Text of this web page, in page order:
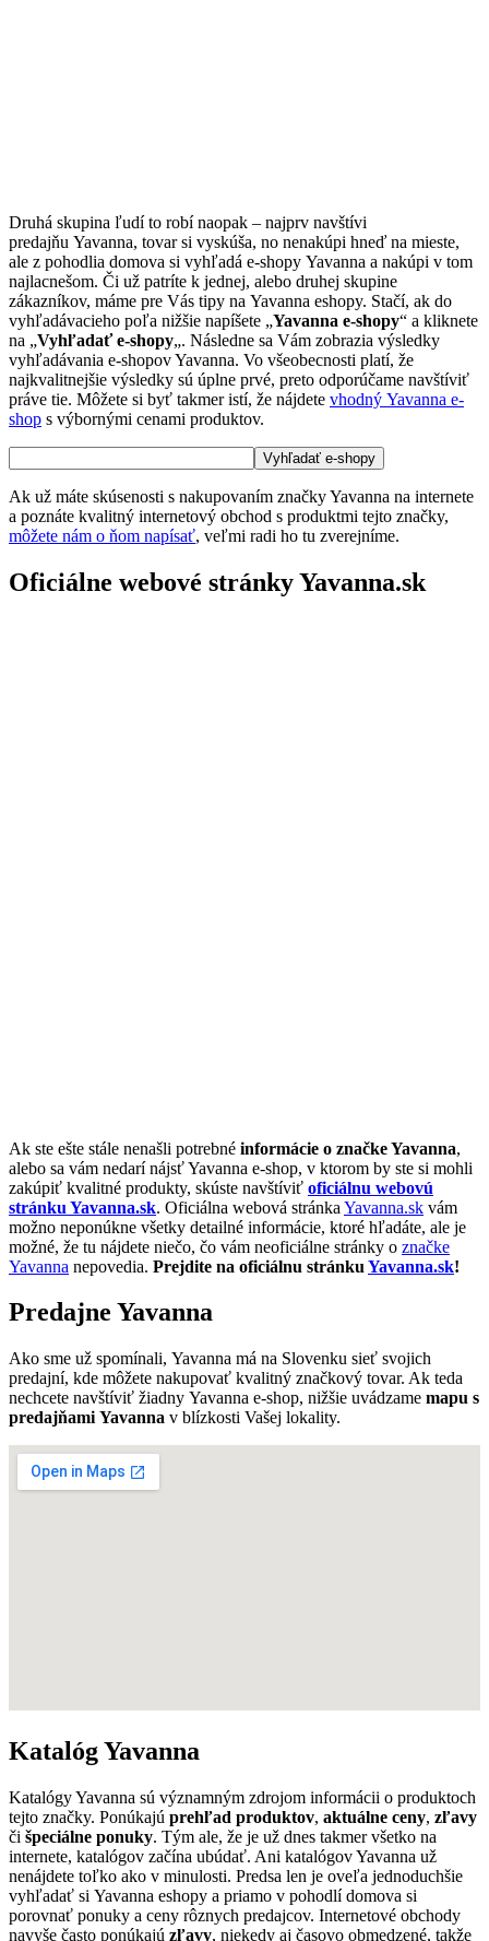
Druhá skupina ľudí to robí naopak – najprv navštívi
predajňu Yavanna, tovar si vyskúša, no nenakúpi hneď na mieste,
ale z pohodlia domova si vyhľadá e-shopy Yavanna a nakúpi v tom
najlacnešom. Či už patríte k jednej, alebo druhej skupine
zákazníkov, máme pre Vás tipy na Yavanna eshopy. Stačí, ak do
vyhľadávacieho poľa nižšie napíšete „Yavanna e-shopy“ a kliknete
na „Vyhľadať e-shopy„. Následne sa Vám zobrazia výsledky
vyhľadávania e-shopov Yavanna. Vo všeobecnosti platí, že
najkvalitnejšie výsledky sú úplne prvé, preto odporúčame navštíviť
práve tie. Môžete si byť takmer istí, že nájdete vhodný Yavanna e-
shop s výbornými cenami produktov.
Ak už máte skúsenosti s nakupovaním značky Yavanna na internete
a poznáte kvalitný internetový obchod s produktmi tejto značky,
môžete nám o ňom napísať, veľmi radi ho tu zverejníme.
Oficiálne webové stránky Yavanna.sk
Ak ste ešte stále nenašli potrebné informácie o značke Yavanna,
alebo sa vám nedarí nájsť Yavanna e-shop, v ktorom by ste si mohli
zakúpiť kvalitné produkty, skúste navštíviť oficiálnu webovú
stránku Yavanna.sk. Oficiálna webová stránka Yavanna.sk vám
možno neponúkne všetky detailné informácie, ktoré hľadáte, ale je
možné, že tu nájdete niečo, čo vám neoficiálne stránky o značke
Yavanna nepovedia. Prejdite na oficiálnu stránku Yavanna.sk!
Predajne Yavanna
Ako sme už spomínali, Yavanna má na Slovenku sieť svojich
predajní, kde môžete nakupovať kvalitný značkový tovar. Ak teda
nechcete navštíviť žiadny Yavanna e-shop, nižšie uvádzame mapu s
predajňami Yavanna v blízkosti Vašej lokality.
Katalóg Yavanna
Katalógy Yavanna sú významným zdrojom informácii o produktoch
tejto značky. Ponúkajú prehľad produktov, aktuálne ceny, zľavy
či špeciálne ponuky. Tým ale, že je už dnes takmer všetko na
internete, katalógov začína ubúdať. Ani katalógov Yavanna už
nenájdete toľko ako v minulosti. Predsa len je oveľa jednoduchšie
vyhľadať si Yavanna eshopy a priamo v pohodlí domova si
porovnať ponuky a ceny rôznych predajcov. Internetové obchody
navyše často ponúkajú zľavy, niekedy aj časovo obmedzené, takže